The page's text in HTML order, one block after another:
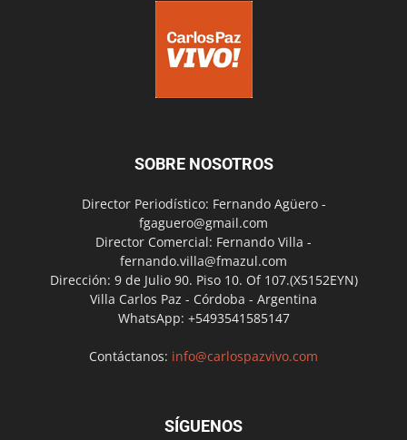
SOBRE NOSOTROS
Director Periodístico: Fernando Agüero -
fgaguero@gmail.com
Director Comercial: Fernando Villa -
fernando.villa@fmazul.com
Dirección: 9 de Julio 90. Piso 10. Of 107.(X5152EYN)
Villa Carlos Paz - Córdoba - Argentina
WhatsApp: +5493541585147
Contáctanos: info@carlospazvivo.com
SÍGUENOS